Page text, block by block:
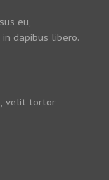
eu,
dapibus libero.
velit tortor